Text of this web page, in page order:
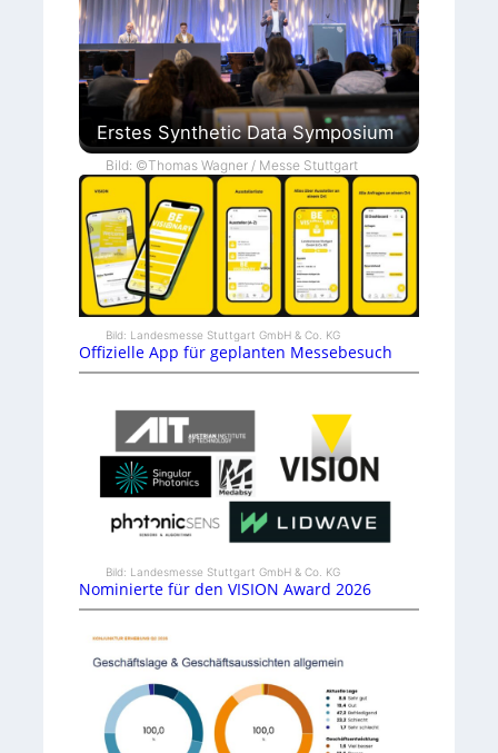
Erstes Synthetic Data Symposium
Bild: ©Thomas Wagner / Messe Stuttgart
Bild: Landesmesse Stuttgart GmbH & Co. KG
Offizielle App für geplanten Messebesuch
Bild: Landesmesse Stuttgart GmbH & Co. KG
Nominierte für den VISION Award 2026